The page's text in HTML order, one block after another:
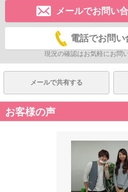
メールでお問い
電話でお問い
現況の確認はお気軽にお問
メールで共有する
お客様の声